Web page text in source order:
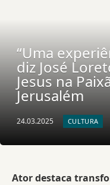
“Uma
diz José
Jesus na
Jerusalém
24.03.2025 CULTURA
Ator destaca